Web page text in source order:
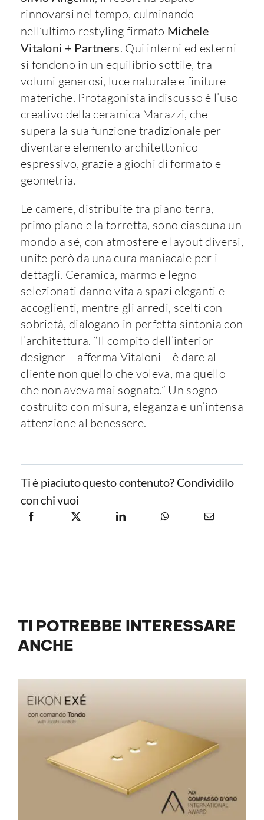
rinnovarsi nel tempo, culminando
nell’ultimo restyling firmato Michele
Vitaloni + Partners. Qui interni ed esterni
si fondono in un equilibrio sottile, tra
volumi generosi, luce naturale e finiture
materiche. Protagonista indiscusso è l’uso
creativo della ceramica Marazzi, che
supera la sua funzione tradizionale per
diventare elemento architettonico
espressivo, grazie a giochi di formato e
geometria.
Le camere, distribuite tra piano terra,
primo piano e la torretta, sono ciascuna un
mondo a sé, con atmosfere e layout diversi,
unite però da una cura maniacale per i
dettagli. Ceramica, marmo e legno
selezionati danno vita a spazi eleganti e
accoglienti, mentre gli arredi, scelti con
sobrietà, dialogano in perfetta sintonia con
l’architettura. “Il compito dell’interior
designer – afferma Vitaloni – è dare al
cliente non quello che voleva, ma quello
che non aveva mai sognato.” Un sogno
costruito con misura, eleganza e un’intensa
attenzione al benessere.
Ti è piaciuto questo contenuto? Condividilo
con chi vuoi
TI POTREBBE INTERESSARE
ANCHE